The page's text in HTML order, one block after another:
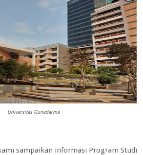
Universitas Gunadarma
sampaikan informasi Program Studi